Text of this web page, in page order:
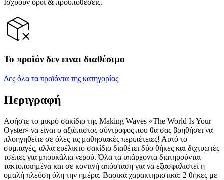
Το προϊόν δεν ειναι διαθέσιμο
Δες όλα τα προϊόντα της κατηγορίας
Περιγραφή
Αφήστε το μικρό σακίδιο της Making Waves «The World Is Your
Oyster» να είναι ο αξιόπιστος σύντροφος που θα σας βοηθήσει να
πλοηγηθείτε σε όλες τις μαθησιακές περιπέτειες! Αυτό το
συμπαγές, αλλά ευέλικτο σακίδιο διαθέτει δύο θήκες και διχτυωτές
τσέπες για μπουκάλια νερού. Όλα τα υπάρχοντα διατηρούνται
τακτοποιημένα και σε κοντινή απόσταση για να εξασφαλιστεί η
ομαλή πλεύση όλη την ημέρα. Βασικά χαρακτηριστικά: 2 θήκες με